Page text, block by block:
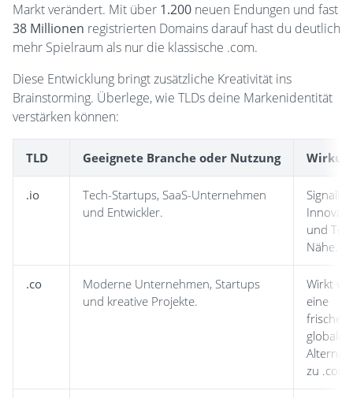
Markt verändert. Mit über 1.200 neuen Endungen und fast
38 Millionen registrierten Domains darauf hast du deutlich
mehr Spielraum als nur die klassische .com.
Diese Entwicklung bringt zusätzliche Kreativität ins
Brainstorming. Überlege, wie TLDs deine Markenidentität
verstärken können:
TLD Geeignete Branche oder Nutzung
.io
Tech-Startups, SaaS-Unternehmen
und Entwickler.
und
Nähe.
.co
Moderne Unternehmen, Startups
und kreative Projekte.
Wirkt wie
eine
frische,
globale
zu .com.